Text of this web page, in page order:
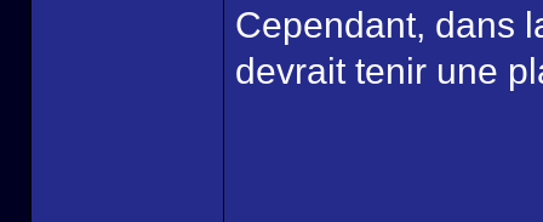
Cependant, dans
devrait tenir une